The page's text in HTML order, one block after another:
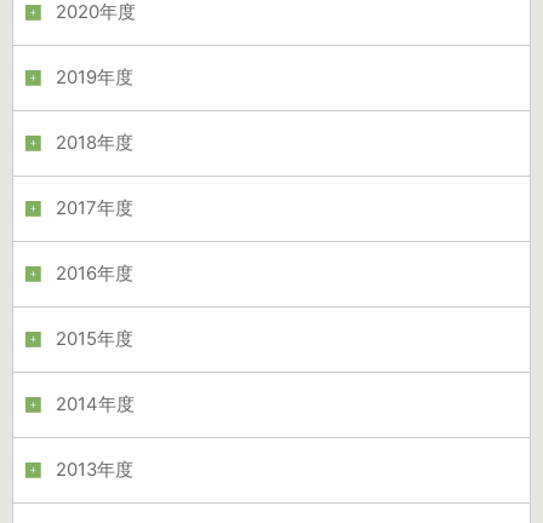
2020年度
2019年度
2018年度
2017年度
2016年度
2015年度
2014年度
2013年度